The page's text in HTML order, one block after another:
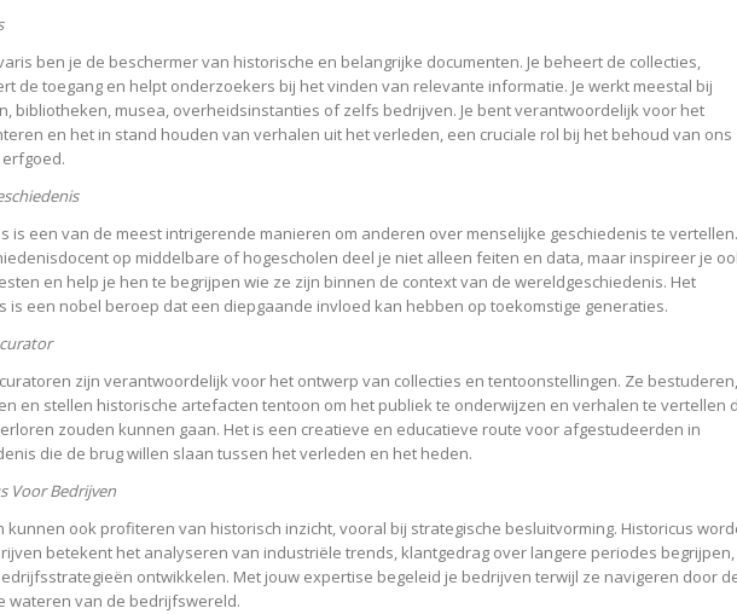
ben je de beschermer van historische en belangrijke documenten. Je beheert de collecties,
de toegang en helpt onderzoekers bij het vinden van relevante informatie. Je werkt meestal bij
bibliotheken, musea, overheidsinstanties of zelfs bedrijven. Je bent verantwoordelijk voor het
en het in stand houden van verhalen uit het verleden, een cruciale rol bij het behoud van ons
is een van de meest intrigerende manieren om anderen over menselijke geschiedenis te vertellen.
op middelbare of hogescholen deel je niet alleen feiten en data, maar inspireer je
en help je hen te begrijpen wie ze zijn binnen de context van de wereldgeschiedenis. Het
is een nobel beroep dat een diepgaande invloed kan hebben op toekomstige generaties.
zijn verantwoordelijk voor het ontwerp van collecties en tentoonstellingen. Ze bestuderen,
en stellen historische artefacten tentoon om het publiek te onderwijzen en verhalen te vertellen
zouden kunnen gaan. Het is een creatieve en educatieve route voor afgestudeerden in
die de brug willen slaan tussen het verleden en het heden.
Voor Bedrijven
kunnen ook profiteren van historisch inzicht, vooral bij strategische besluitvorming. Historicus
betekent het analyseren van industriële trends, klantgedrag over langere periodes begrijpen,
ontwikkelen. Met jouw expertise begeleid je bedrijven terwijl ze navigeren door
wateren van de bedrijfswereld.